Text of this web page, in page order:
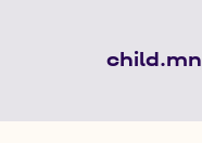
child.mn